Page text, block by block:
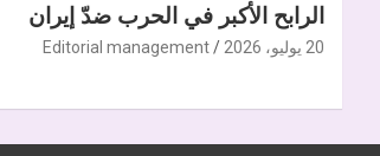
الرابح الأكبر في الحرب ضدّ إيران
20 يوليو، 2026 Editorial management